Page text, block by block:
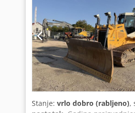
Stanje: vrlo dobro (rabljeno),